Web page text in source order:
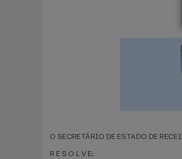
O SECRETÁRIO DE ESTADO DE
R E S O L V E: